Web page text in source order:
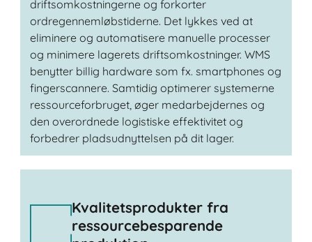
driftsomkostningerne og forkorter
ordregennemløbstiderne. Det lykkes ved at
eliminere og automatisere manuelle processer
og minimere lagerets driftsomkostninger. WMS
benytter billig hardware som fx. smartphones og
fingerscannere. Samtidig optimerer systemerne
ressourceforbruget, øger medarbejdernes og
den overordnede logistiske effektivitet og
forbedrer pladsudnyttelsen på dit lager.
Kvalitetsprodukter fra
ressourcebesparende